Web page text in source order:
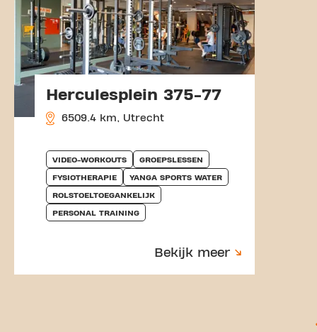
Herculesplein 375-77
6509.4 km, Utrecht
VIDEO-WORKOUTS GROEPSLESSEN
FYSIOTHERAPIE YANGA SPORTS WATER
ROLSTOELTOEGANKELIJK
PERSONAL TRAINING
Bekijk meer